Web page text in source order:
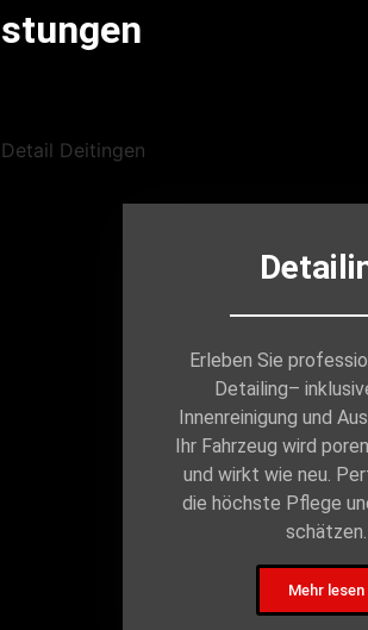
Erleben Sie
Detailing–
Innenreinigung und
Ihr Fahrzeug wird
und wirkt wie neu.
die höchste Pflege
schätzen.
Mehr lesen